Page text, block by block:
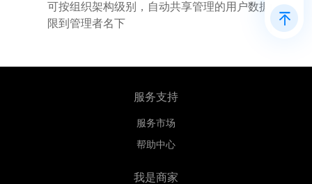
可按组织架构级别，自动共享管理的用户数据权
限到管理者名下
服务支持
服务市场
帮助中心
我是商家